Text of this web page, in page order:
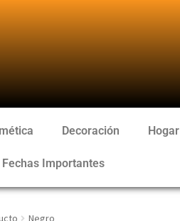
Decoración Hogar
Fechas Importantes
Negro